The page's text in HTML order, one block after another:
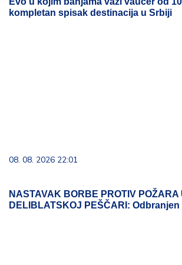
kompletan spisak destinacija u Srbiji
08. 08. 2026 22:01
NASTAVAK BORBE PROTIV POŽARA
DELIBLATSKOJ PEŠČARI: